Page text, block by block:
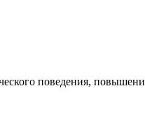
поведения,